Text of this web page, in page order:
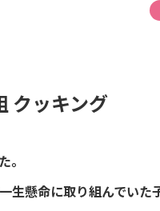
クッキング
。
懸命に取り組んでいた